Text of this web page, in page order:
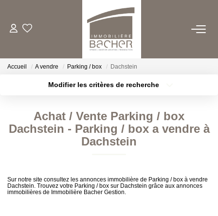
ACHETER
FAIRE GERER
CONTACT
Accueil A vendre Parking / box Dachstein
Modifier les critères de recherche
Sélectionnez...
Type de bien
Surface min
Achat / Vente Parking / box
Dachstein - Parking / box a vendre à
Dachstein
Sur notre site consultez les annonces immobilière de Parking / box à vendre
Dachstein. Trouvez votre Parking / box sur Dachstein grâce aux annonces
immobilières de Immobilière Bacher Gestion.